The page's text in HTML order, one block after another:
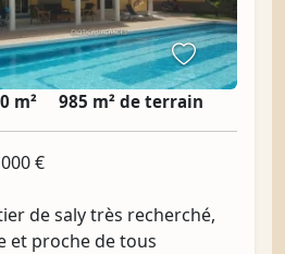
m² 985 m² de terrain
€
de saly très recherché,
et proche de tous